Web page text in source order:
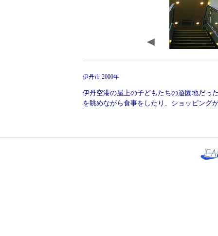
伊丹市 2000年
伊丹空港の屋上の子どもたちの遊園地だっ
を眺めながら食事をしたり、ショッピング